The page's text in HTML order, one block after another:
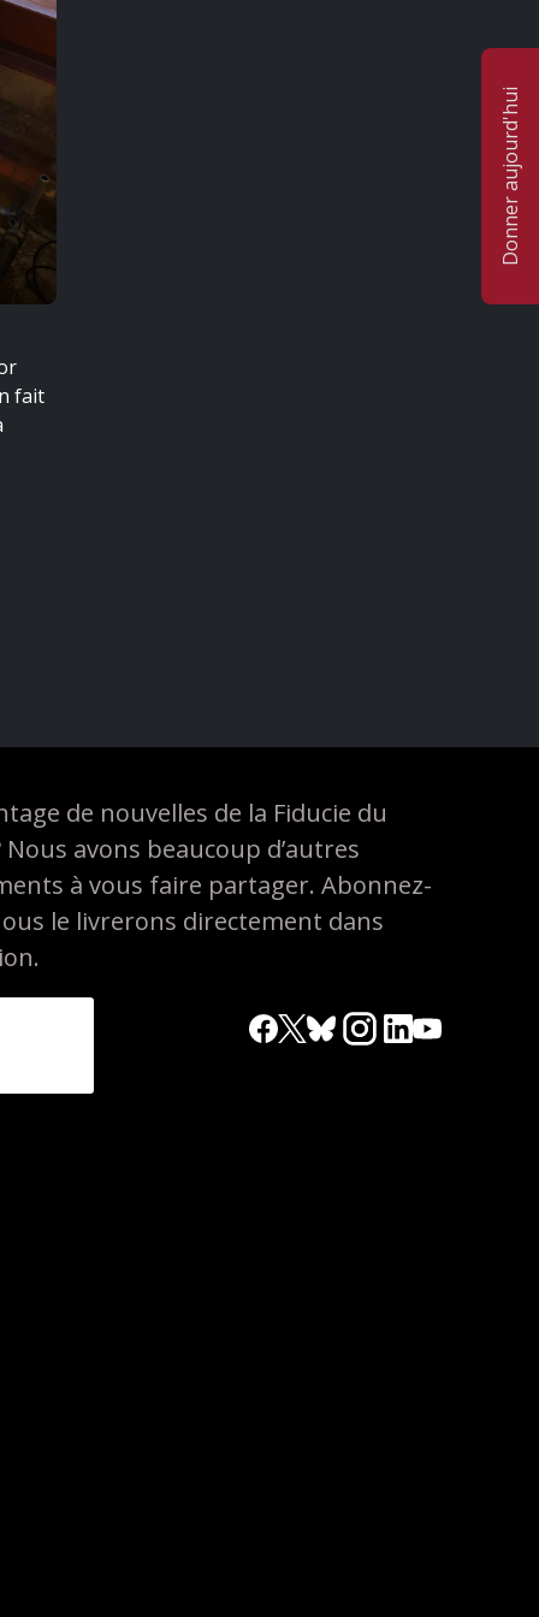
Donner aujourd'hui
fait
de nouvelles de la Fiducie du
avons beaucoup d’autres
à vous faire partager. Abonnez-
le livrerons directement dans